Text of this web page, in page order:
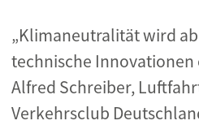
„Klimaneutralität wird
technische Innovationen
Alfred Schreiber,
Verkehrsclub